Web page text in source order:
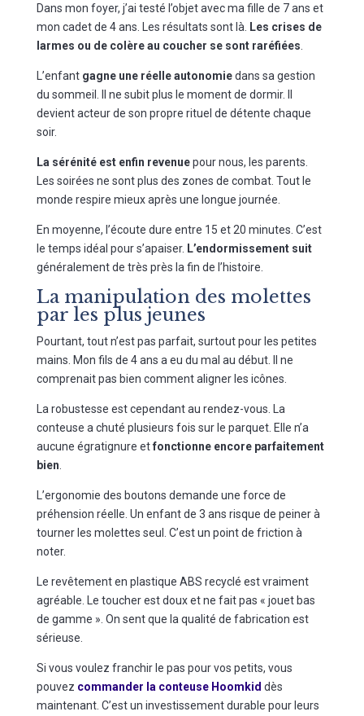
Dans mon foyer, j’ai testé l’objet avec ma fille de 7 ans et
mon cadet de 4 ans. Les résultats sont là.
Les crises de
larmes ou de colère au coucher se sont raréfiées
L’enfant gagne une réelle autonomiedans sa gestion
du sommeil. Il ne subit plus le moment de dormir. Il
devient acteur de son propre rituel de détente chaque
soir.
La sérénité est enfin revenuepour nous, les parents.
Les soirées ne sont plus des zones de combat. Tout le
monde respire mieux après une longue journée.
En moyenne, l’écoute dure entre 15 et 20 minutes. C’est
le temps idéal pour s’apaiser. L’endormissement suit
généralement de très près la fin de l’histoire.
La manipulation des molettes
par les plus jeunes
Pourtant, tout n’est pas parfait, surtout pour les petites
mains. Mon fils de 4 ans a eu du mal au début. Il ne
comprenait pas bien comment aligner les icônes.
La robustesse est cependant au rendez-vous. La
conteuse a chuté plusieurs fois sur le parquet. Elle n’a
aucune égratignure etfonctionne encore parfaitement
bien
L’ergonomie des boutons demande une force de
préhension réelle. Un enfant de 3 ans risque de peiner à
tourner les molettes seul. C’est un point de friction à
noter.
Le revêtement en plastique ABS recyclé est vraiment
agréable. Le toucher est doux et ne fait pas « jouet bas
de gamme ». On sent que la qualité de fabrication est
sérieuse.
Si vous voulez franchir le pas pour vos petits, vous
pouvez commander la conteuse Hoomkid dès
maintenant. C’est un investissement durable pour leurs